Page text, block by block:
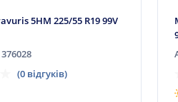
5HM 225/55 R19 99V
(0 відгуків)